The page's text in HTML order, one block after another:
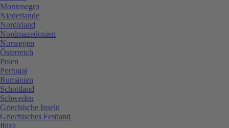
Montenegro
Niederlande
Nordirland
Nordmazedonien
Norwegen
Österreich
Polen
Portugal
Rumänien
Schottland
Schweden
Griechische Inseln
Griechisches Festland
Ibiza